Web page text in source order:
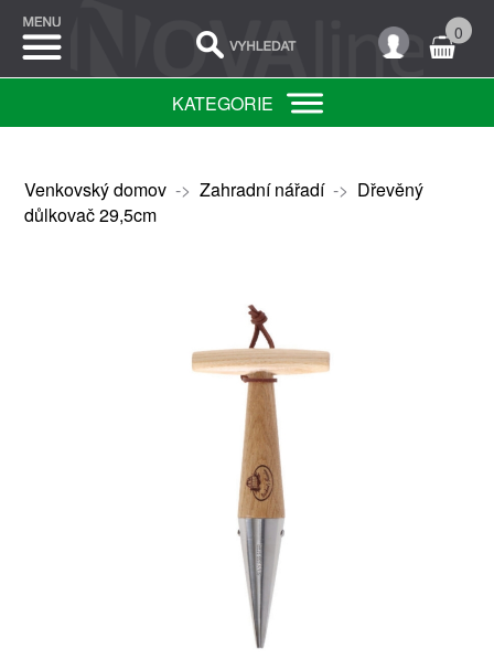
0
KATEGORIE
Venkovský domov-> Zahradní nářadí-> Dřevěný
důlkovač 29,5cm